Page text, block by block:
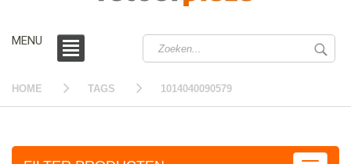
MENU
HOME TAGS 1014040090579